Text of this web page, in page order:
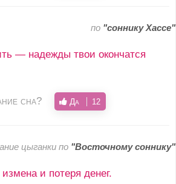
по "соннику Хассе"
— надежды твои окончатся
сна? Да 12
цыганки по "Восточному соннику"
и потеря денег.